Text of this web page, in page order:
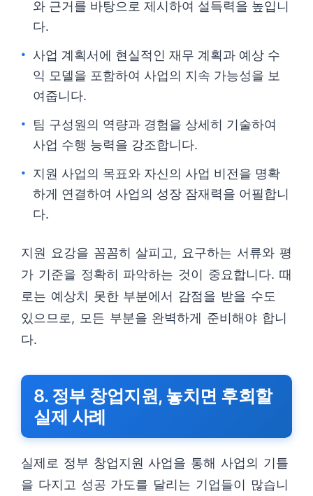
와 근거를 바탕으로 제시하여 설득력을 높입니
다.
사업 계획서에 현실적인 재무 계획과 예상 수
익 모델을 포함하여 사업의 지속 가능성을 보
여줍니다.
팀 구성원의 역량과 경험을 상세히 기술하여
사업 수행 능력을 강조합니다.
지원 사업의 목표와 자신의 사업 비전을 명확
하게 연결하여 사업의 성장 잠재력을 어필합니
다.
지원 요강을 꼼꼼히 살피고, 요구하는 서류와 평
가 기준을 정확히 파악하는 것이 중요합니다. 때
로는 예상치 못한 부분에서 감점을 받을 수도
있으므로, 모든 부분을 완벽하게 준비해야 합니
다.
8. 정부 창업지원, 놓치면 후회할
실제 사례
실제로 정부 창업지원 사업을 통해 사업의 기틀
을 다지고 성공 가도를 달리는 기업들이 많습니